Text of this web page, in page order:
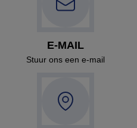
E-MAIL
Stuur ons een e-mail